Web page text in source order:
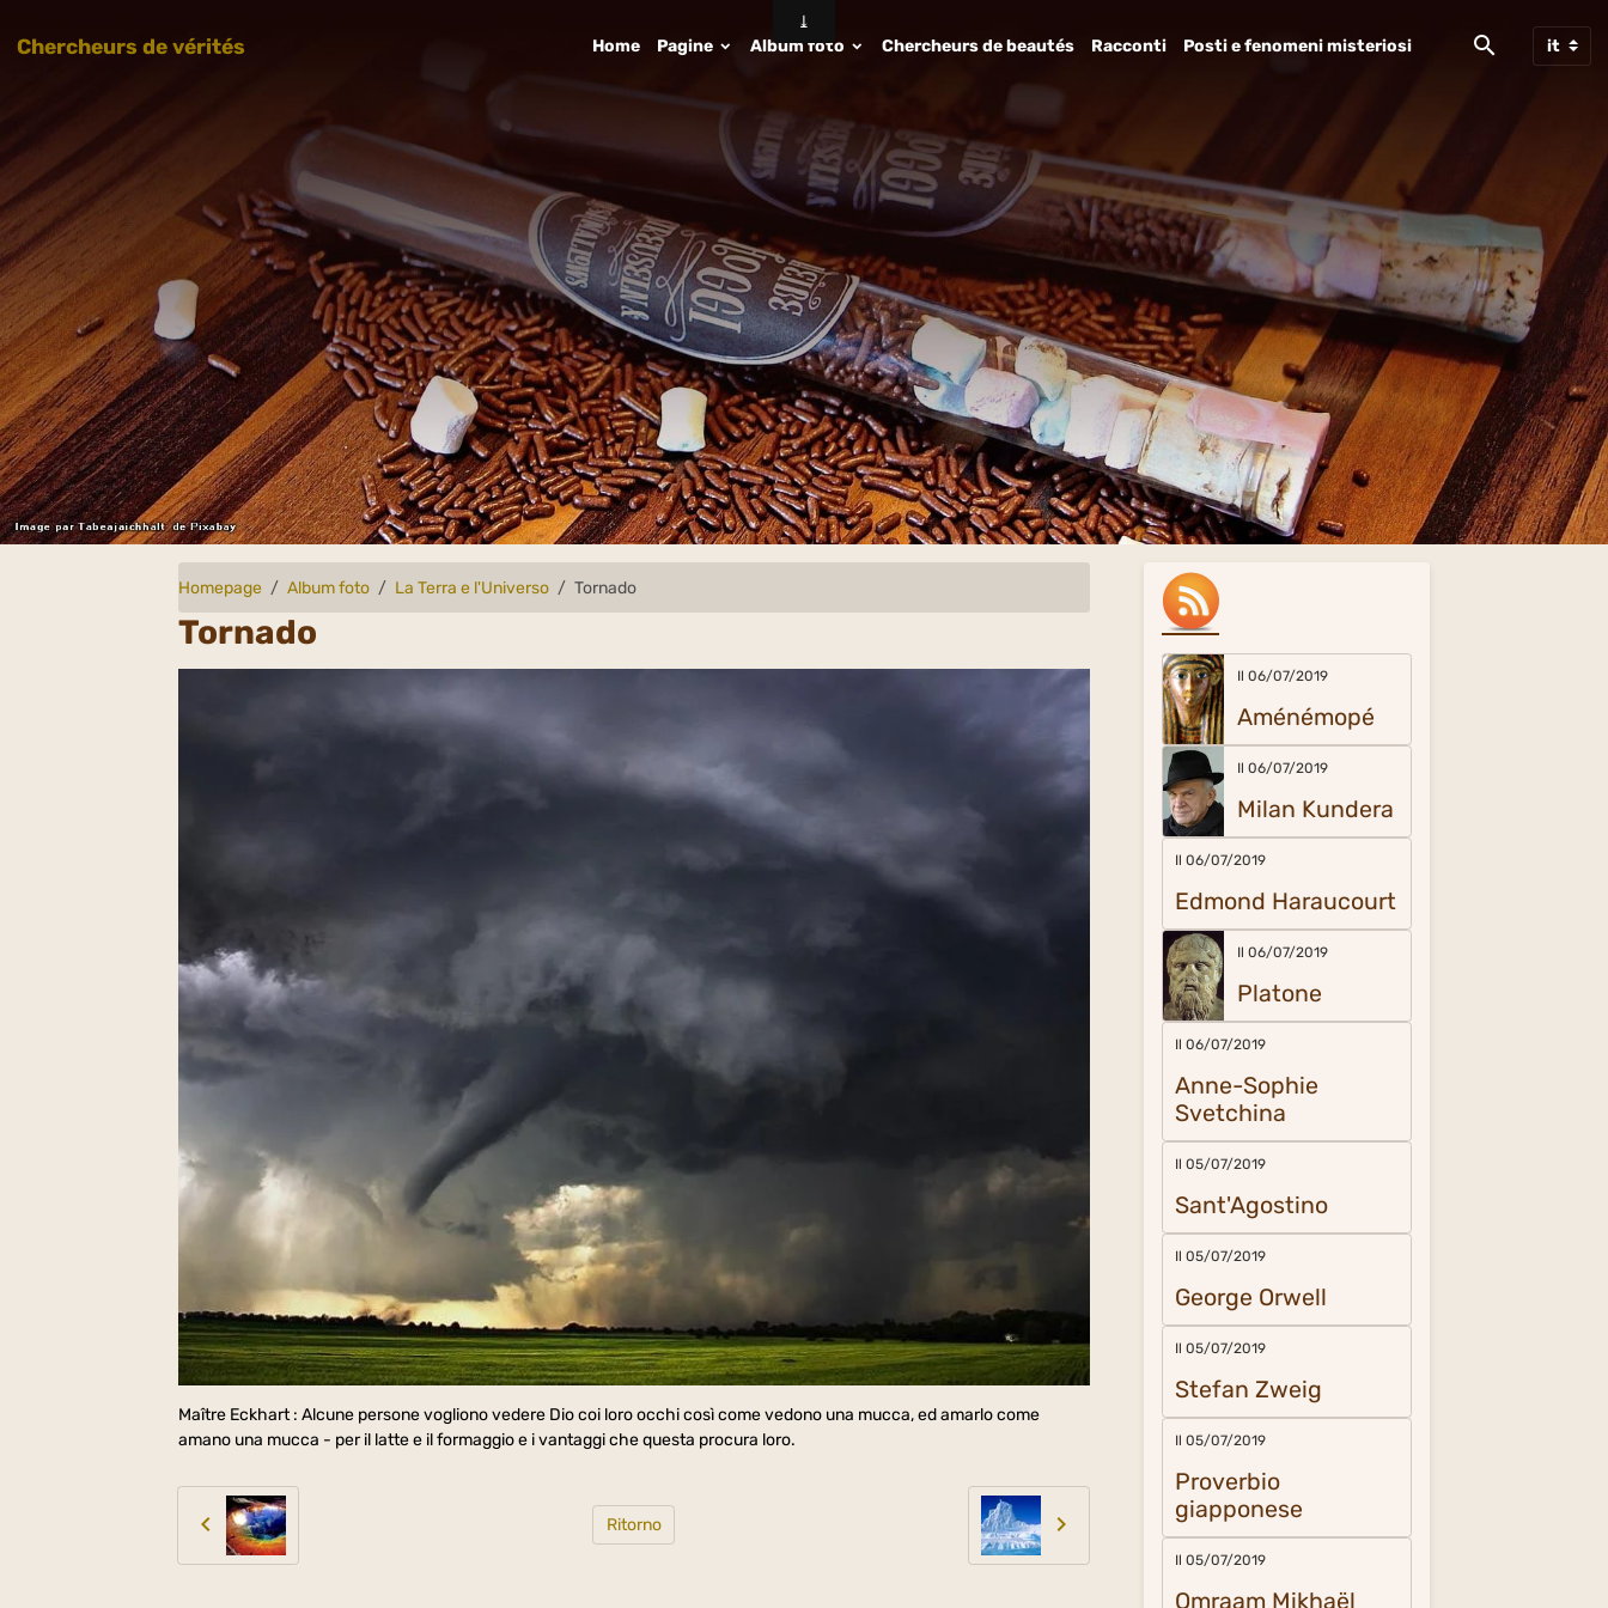
Chercheurs de vérités Home Pagine Album foto Chercheurs de beautés Racconti Posti e fenomeni misteriosi
Homepage Album foto La Terra e l'Universo Tornado
Tornado
Maître Eckhart : Alcune persone vogliono vedere Dio coi loro occhi così come vedono una mucca, ed amarlo come
amano una mucca - per il latte e il formaggio e i vantaggi che questa procura loro.
Ritorno
Il 06/07/2019
Aménémopé
Il 06/07/2019
Milan Kundera
Il 06/07/2019
Edmond Haraucourt
Il 06/07/2019
Platone
Il 06/07/2019
Anne-Sophie
Svetchina
Il 05/07/2019
Sant'Agostino
Il 05/07/2019
George Orwell
Il 05/07/2019
Stefan Zweig
Il 05/07/2019
Proverbio
giapponese
Il 05/07/2019
Omraam Mikhaël